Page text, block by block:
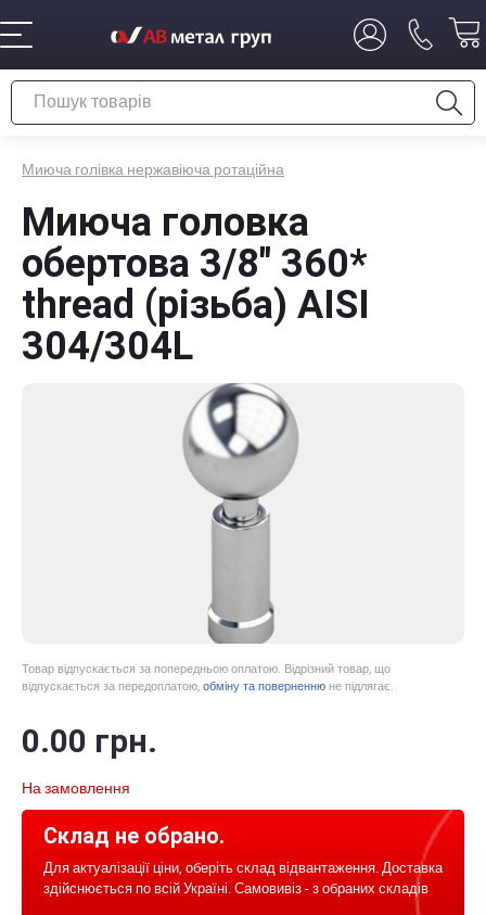
Миюча голівка нержавіюча ротаційна
Миюча головка
обертова 3/8" 360*
thread (різьба) AISI
304/304L
Товар відпускається за попередньою оплатою. Відрізний товар, що
відпускається за передоплатою, обміну та поверненню не підлягає.
0.00 грн.
На замовлення
Склад не обрано.
Для актуалізації ціни, оберіть склад відвантаження. Доставка
здійснюється по всій Україні. Самовивіз - з обраних складів